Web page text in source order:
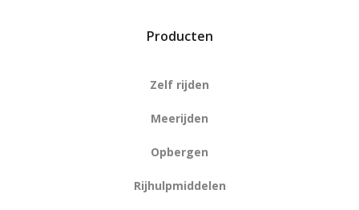
Producten
Zelf rijden
Meerijden
Opbergen
Rijhulpmiddelen